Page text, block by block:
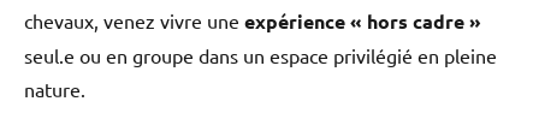
chevaux, venez vivre une expérience « hors cadre »
seul.e ou en groupe dans un espace privilégié en pleine
nature.